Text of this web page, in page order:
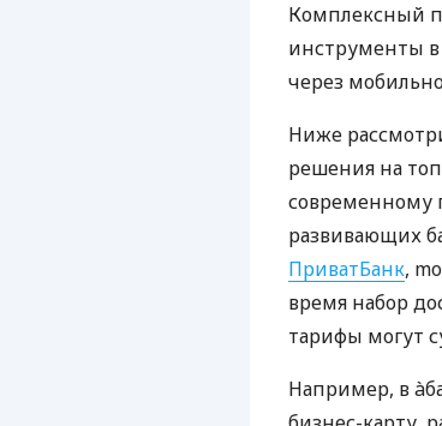
Комплексный
инструменты
через
Ниже
решения на
современному
развивающих
ПриватБанк,
время набор
тарифы могут
Например, в